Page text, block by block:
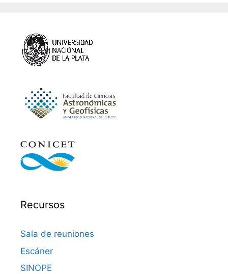
Recursos
Sala de reuniones
Escáner
SINOPE